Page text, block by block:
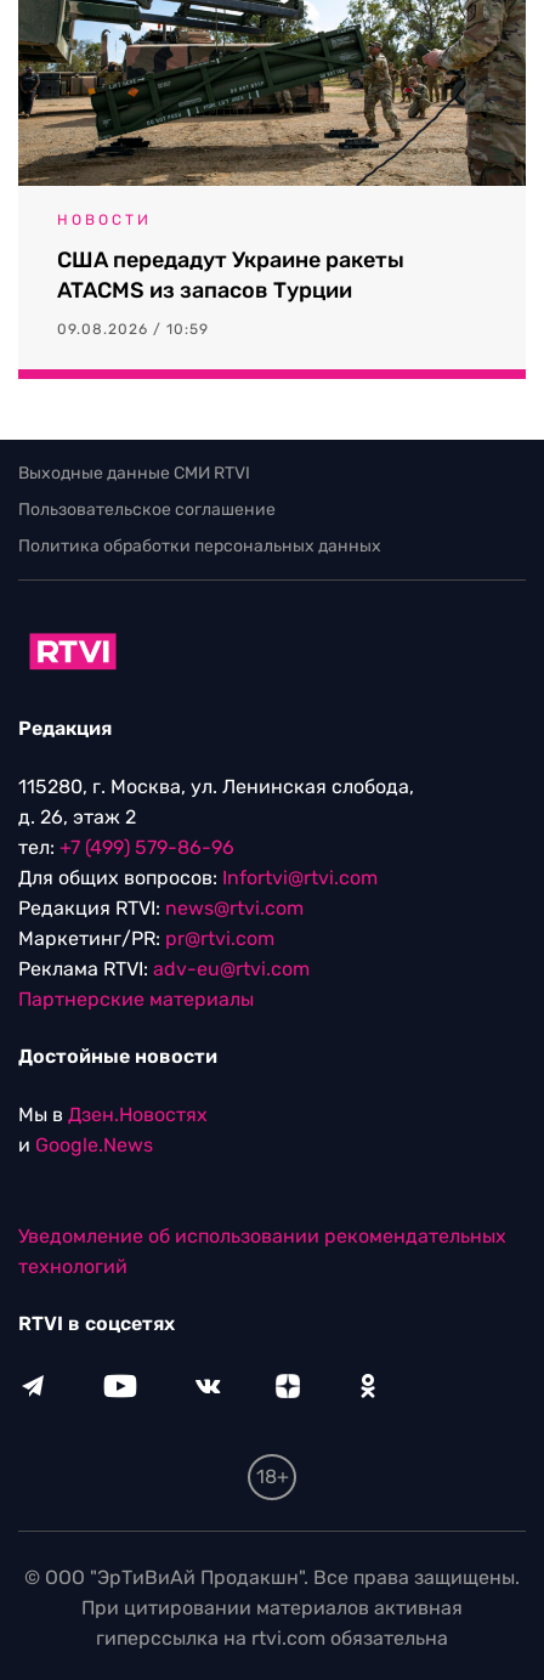
НОВОСТИ
США передадут Украине ракеты
ATACMS из запасов Турции
09.08.2026 / 10:59
Выходные данные СМИ RTVI
Пользовательское соглашение
Политика обработки персональных данных
Редакция
115280, г. Москва, ул. Ленинская слобода,
д. 26, этаж 2
тел: +7 (499) 579-86-96
Для общих вопросов: Infortvi@rtvi.com
Редакция RTVI: news@rtvi.com
Маркетинг/PR: pr@rtvi.com
Реклама RTVI: adv-eu@rtvi.com
Партнерские материалы
Достойные новости
Мы в Дзен.Новостях
и Google.News
Уведомление об использовании рекомендательных
технологий
RTVI в соцсетях
18+
© ООО "ЭрТиВиАй Продакшн". Все права защищены.
При цитировании материалов активная
гиперссылка на rtvi.com обязательна